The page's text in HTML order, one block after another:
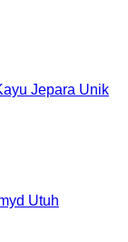
Jepara Unik
Utuh